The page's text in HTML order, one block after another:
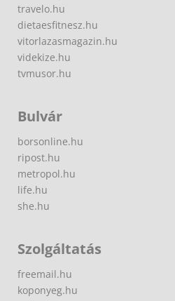
travelo.hu
dietaesfitnesz.hu
vitorlazasmagazin.hu
videkize.hu
tvmusor.hu
Bulvár
borsonline.hu
ripost.hu
metropol.hu
life.hu
she.hu
Szolgáltatás
freemail.hu
koponyeg.hu